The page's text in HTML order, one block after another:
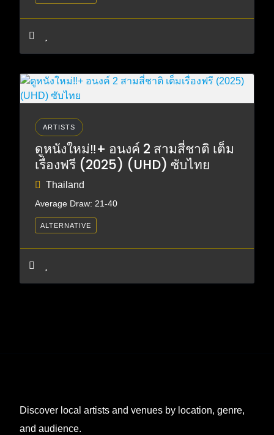
ARTISTS
ดูหนังใหม่‼️+ อนงค์ 2 สามสี่ชาติ เต็ม
เรื่องฟรี (2025) (UHD) ซับไทย
Thailand
Average Draw: 21-40
ALTERNATIVE
Discover local artists and venues by location, genre,
and audience.